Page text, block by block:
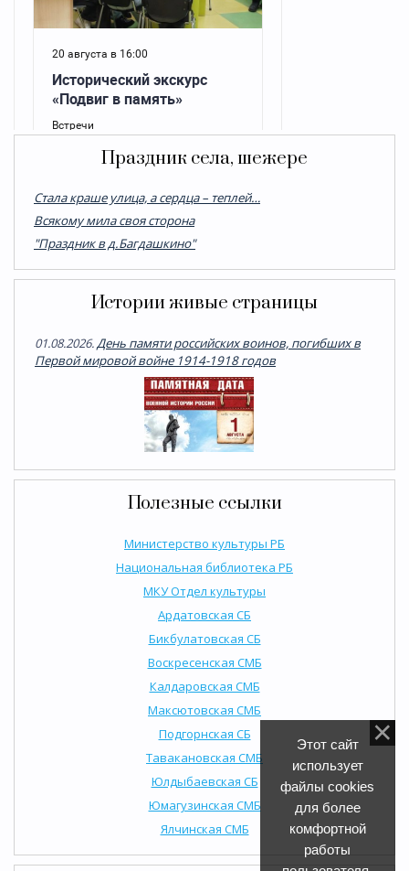
Праздник села, шежере
Стала краше улица, а сердца – теплей…
Всякому мила своя сторона
"Праздник в д.Багдашкино"
Истории живые страницы
01.08.2026.День памяти российских воинов, погибших в
Первой мировой войне 1914-1918 годов
Полезные ссылки
Министерство культуры РБ
Национальная библиотека РБ
МКУ Отдел культуры
Ардатовская СБ
Бикбулатовская СБ
Воскресенская СМБ
Калдаровская СМБ
Максютовская СМБ
Подгорнская СБ
Тавакановская СМБ
Юлдыбаевская СБ
Юмагузинская СМБ
Ялчинская СМБ
Этот сайт
использует
файлы cookies
для более
комфортной
работы